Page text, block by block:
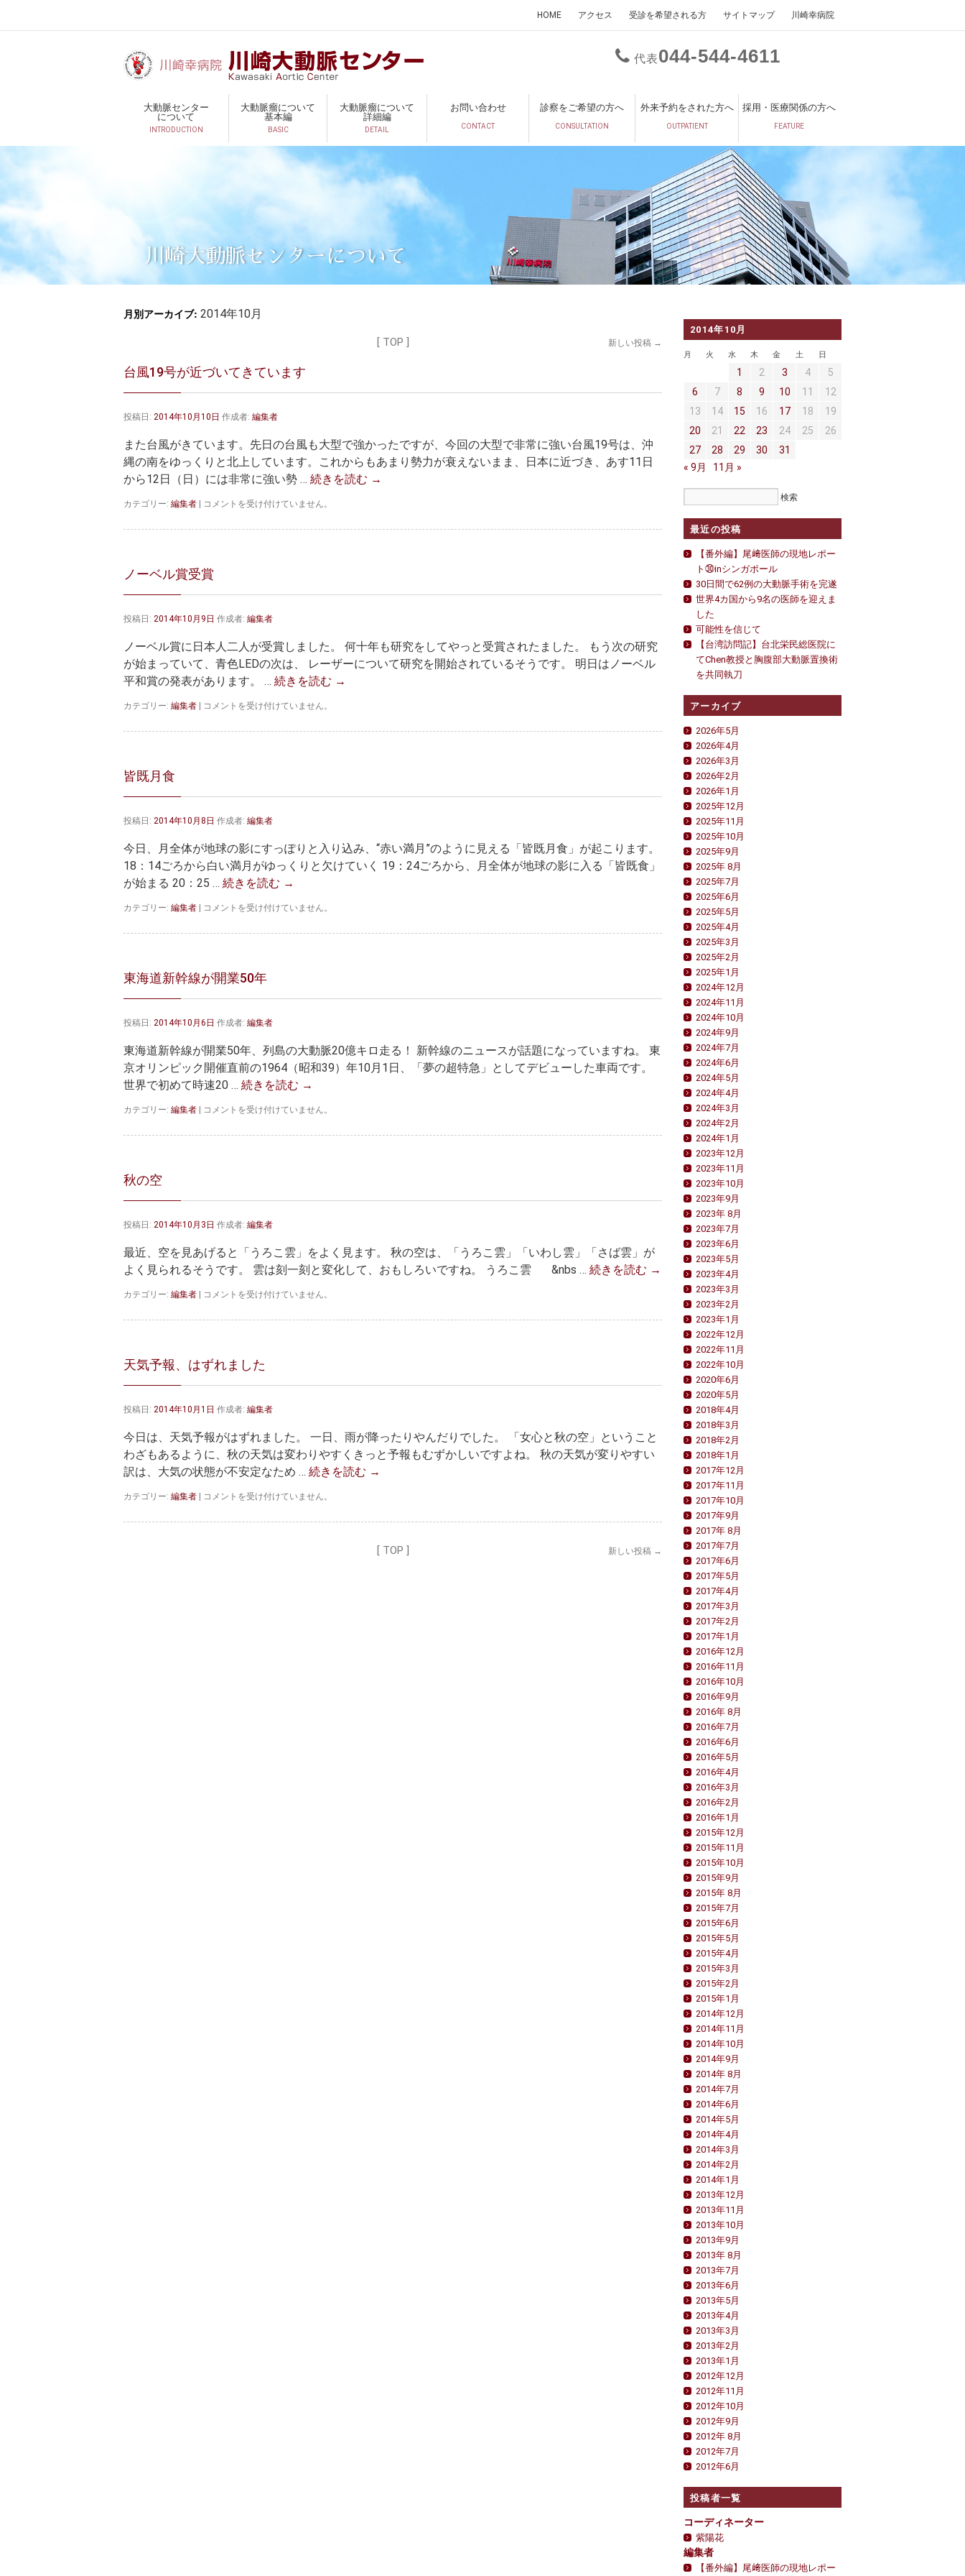
HOME アクセス 受診を希望される方 サイトマップ 川崎幸病院
代表044 544 4611
大動脈センター
について
INTRODUCTION
大動脈瘤について
基本編
BASIC
大動脈瘤について
詳細編
DETAIL
お問い合わせ
CONTACT
診察をご希望の方へ
CONSULTATION
外来予約をされた方へ
OUTPATIENT
採用・医療関係の方へ
FEATURE
川崎大動脈センターについて
月別アーカイブ: 2014年10月
[ TOP ] 新しい投稿 →
台風19号が近づいてきています
投稿日: 2014年10月10日 作成者: 編集者
また台風がきています。先日の台風も大型で強かったですが、今回の大型で非常に強い台風19号は、沖
縄の南をゆっくりと北上しています。これからもあまり勢力が衰えないまま、日本に近づき、あす11日
から12日（日）には非常に強い勢 … 続きを読む →
カテゴリー: 編集者
台
19
近
づ
い
き
い
す
は
コメントを受け付けていません。
ノーベル賞受賞
投稿日: 2014年10月9日 作成者: 編集者
ノーベル賞に日本人二人が受賞しました。 何十年も研究をしてやっと受賞されたました。 もう次の研究
が始まっていて、青色LEDの次は、 レーザーについて研究を開始されているそうです。 明日はノーベル
平和賞の発表があります。 … 続きを読む →
カテゴリー: 編集者
ノ
ベ
は
コメントを受け付けていません。
皆既月食
投稿日: 2014年10月8日 作成者: 編集者
今日、月全体が地球の影にすっぽりと入り込み、“赤い満月”のように見える「皆既月食」が起こります。
18：14ごろから白い満月がゆっくりと欠けていく 19：24ごろから、月全体が地球の影に入る「皆既食」
が始まる 20：25 … 続きを読む →
カテゴリー: 編集者
皆
月
コメントを受け付けていません。
東海道新幹線が開業50年
投稿日: 2014年10月6日 作成者: 編集者
東海道新幹線が開業50年、列島の大動脈20億キロ走る！ 新幹線のニュースが話題になっていますね。 東
京オリンピック開催直前の1964（昭和39）年10月1日、「夢の超特急」としてデビューした車両です。
世界で初めて時速20 … 続きを読む →
カテゴリー: 編集者
東
道
開
50
は
コメントを受け付けていません。
秋の空
投稿日: 2014年10月3日 作成者: 編集者
最近、空を見あげると「うろこ雲」をよく見ます。 秋の空は、「うろこ雲」「いわし雲」「さば雲」が
よく見られるそうです。 雲は刻一刻と変化して、おもしろいですね。 うろこ雲 &nbs … 続きを読む →
カテゴリー: 編集者
秋
空
コメントを受け付けていません。
天気予報、はずれました
投稿日: 2014年10月1日 作成者: 編集者
今日は、天気予報がはずれました。 一日、雨が降ったりやんだりでした。 「女心と秋の空」ということ
わざもあるように、秋の天気は変わりやすくきっと予報もむずかしいですよね。 秋の天気が変りやすい
訳は、大気の状態が不安定なため … 続きを読む →
カテゴリー: 編集者
天
予
コメントを受け付けていません。
[ TOP ] 新しい投稿 →
2014年10月
月 火 水 木 金 土 日
1 2 3 4
5
6
7 8 9 10 11
12
13
14 15 16 17 18
19
20
21 22 23 24 25
26
27
28 29 30
31
« 9月
11月 »
最近の投稿
【番外編】尾﨑医師の現地レポー
ト㉚inシンガポール
30日間で62例の大動脈手術を完遂
世界4カ国から9名の医師を迎えま
した
可能性を信じて
【台湾訪問記】台北栄民総医院に
てChen教授と胸腹部大動脈置換術
を共同執刀
アーカイブ
2026年5月
2026年4月
2026年3月
2026年2月
2026年1月
2025年12月
2025年11月
2025年10月
2025年9月
2025年 8月
2025年7月
2025年6月
2025年5月
2025年4月
2025年3月
2025年2月
2025年1月
2024年12月
2024年11月
2024年10月
2024年9月
2024年7月
2024年6月
2024年5月
2024年4月
2024年3月
2024年2月
2024年1月
2023年12月
2023年11月
2023年10月
2023年9月
2023年 8月
2023年7月
2023年6月
2023年5月
2023年4月
2023年3月
2023年2月
2023年1月
2022年12月
2022年11月
2022年10月
2020年6月
2020年5月
2018年4月
2018年3月
2018年2月
2018年1月
2017年12月
2017年11月
2017年10月
2017年9月
2017年 8月
2017年7月
2017年6月
2017年5月
2017年4月
2017年3月
2017年2月
2017年1月
2016年12月
2016年11月
2016年10月
2016年9月
2016年 8月
2016年7月
2016年6月
2016年5月
2016年4月
2016年3月
2016年2月
2016年1月
2015年12月
2015年11月
2015年10月
2015年9月
2015年 8月
2015年7月
2015年6月
2015年5月
2015年4月
2015年3月
2015年2月
2015年1月
2014年12月
2014年11月
2014年10月
2014年9月
2014年 8月
2014年7月
2014年6月
2014年5月
2014年4月
2014年3月
2014年2月
2014年1月
2013年12月
2013年11月
2013年10月
2013年9月
2013年 8月
2013年7月
2013年6月
2013年5月
2013年4月
2013年3月
2013年2月
2013年1月
2012年12月
2012年11月
2012年10月
2012年9月
2012年 8月
2012年7月
2012年6月
投稿者一覧
コーディネーター
紫陽花
編集者
【番外編】尾﨑医師の現地レポー